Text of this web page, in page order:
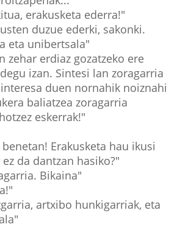
erakusketa ederra!"
duzue ederki, sakonki.
eta unibertsala"
zehar erdiaz gozatzeko ere
izan. Sintesi lan zoragarria
duen nornahik noiznahi
baliatzea zoragarria
eskerrak!"
Erakusketa hau ikusi
da dantzan hasiko?"
Bikaina"
artxibo hunkigarriak, eta